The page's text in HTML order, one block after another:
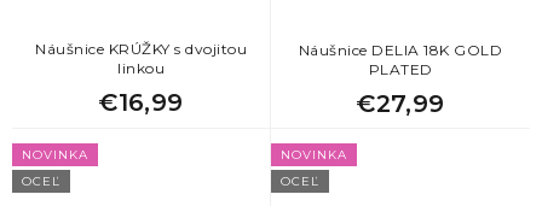
Náušnice KRÚŽKY s dvojitou
linkou
€16,99
Náušnice DELIA 18K GOLD
PLATED
€27,99
NOVINKA
OCEĽ
NOVINKA
OCEĽ